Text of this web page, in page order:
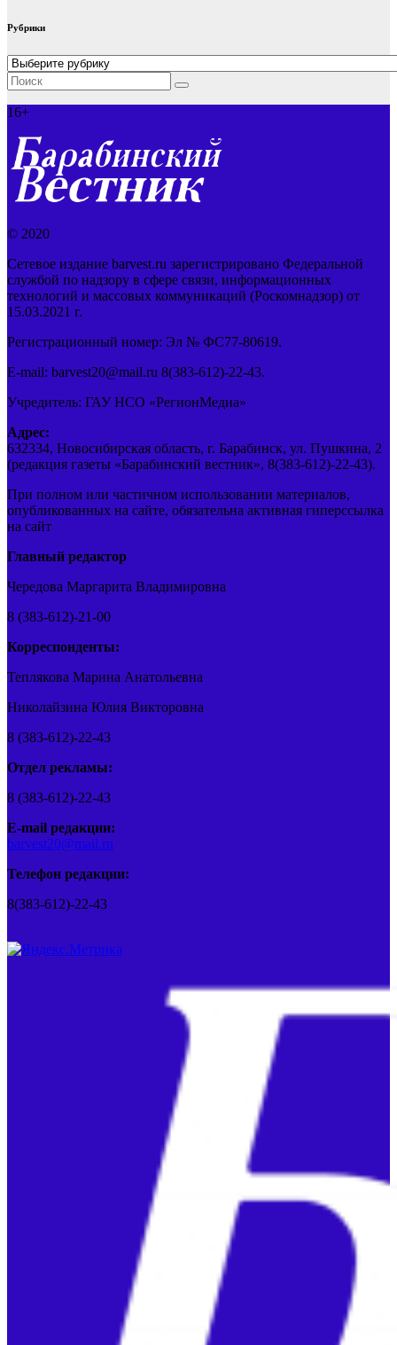
Рубрики
Рубрики
16+
© 2020
Сетевое издание barvest.ru зарегистрировано Федеральной
службой по надзору в сфере связи, информационных
технологий и массовых коммуникаций (Роскомнадзор) от
15.03.2021 г.
Регистрационный номер: Эл № ФС77-80619.
E-mail: barvest20@mail.ru 8(383-612)-22-43.
Учредитель: ГАУ НСО «РегионМедиа»
Адрес:
632334, Новосибирская область, г. Барабинск, ул. Пушкина, 2
(редакция газеты «Барабинский вестник», 8(383-612)-22-43).
При полном или частичном использовании материалов,
опубликованных на сайте, обязательна активная гиперссылка
на сайт
Главный редактор
Чередова Маргарита Владимировна
8 (383-612)-21-00
Корреспонденты:
Теплякова Марина Анатольевна
Николайзина Юлия Викторовна
8 (383-612)-22-43
Отдел рекламы:
8 (383-612)-22-43
E-mail редакции:
barvest20@mail.ru
Телефон редакции:
8(383-612)-22-43